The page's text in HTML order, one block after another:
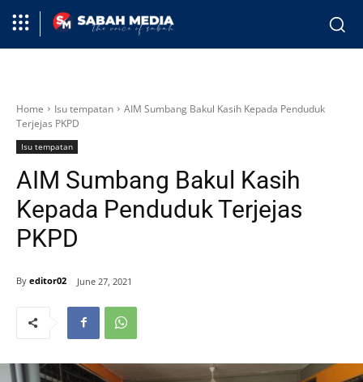
Home Isu tempatan
AIM Sumbang Bakul Kasih Kepada Penduduk
Terjejas PKPD
Isu tempatan
AIM Sumbang Bakul Kasih
Kepada Penduduk Terjejas
PKPD
By editor02 June 27, 2021